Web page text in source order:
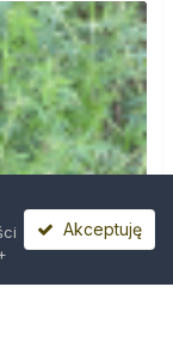
Akceptuję